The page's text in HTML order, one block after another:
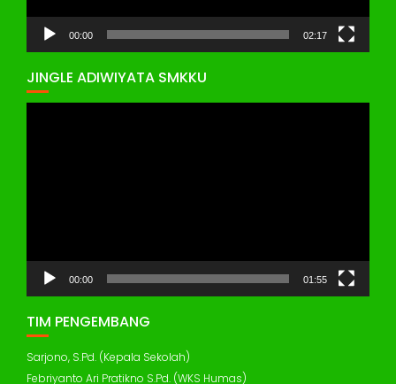
00:00 02:17
JINGLE ADIWIYATA SMKKU
00:00 01:55
TIM PENGEMBANG
Sarjono, S.Pd. (Kepala Sekolah)
Febriyanto Ari Pratikno S.Pd. (WKS Humas)